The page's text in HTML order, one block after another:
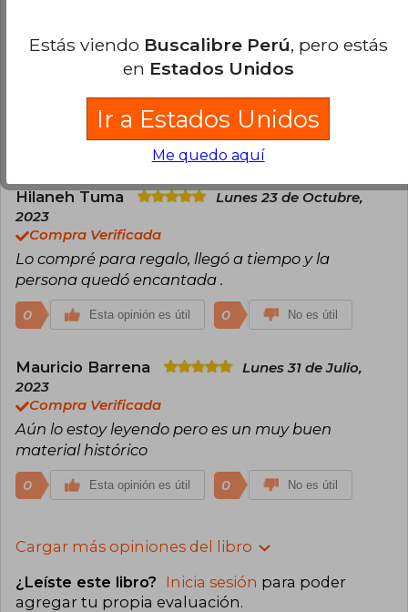
Sergio Kirberg
Domingo 06 de Agosto,
Completa descripción del período 1970 - 1973
Esta opinión es útil 0 No es útil
Hilaneh Tuma
Lunes 23 de Octubre,
2023
Compra Verificada
Lo compré para regalo, llegó a tiempo y la
persona quedó encantada .
0 Esta opinión es útil 0 No es útil
Mauricio Barrena
Lunes 31 de Julio,
2023
Compra Verificada
Aún lo estoy leyendo pero es un muy buen
material histórico
0 Esta opinión es útil 0 No es útil
Cargar más opiniones del libro
¿Leíste este libro? Inicia sesión para poder
agregar tu propia evaluación.
Estás viendo Buscalibre Perú, pero estás
en Estados Unidos
Ir a Estados Unidos
Me quedo aquí